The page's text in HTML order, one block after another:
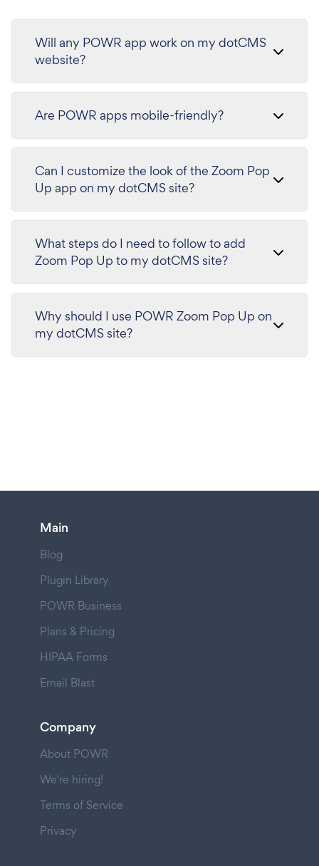
Will any POWR app work on my dotCMS
website?
Are POWR apps mobile-friendly?
Can I customize the look of the Zoom Pop
Up app on my dotCMS site?
What steps do I need to follow to add
Zoom Pop Up to my dotCMS site?
Why should I use POWR Zoom Pop Up on
my dotCMS site?
Main
Blog
Plugin Library
POWR Business
Plans & Pricing
HIPAA Forms
Email Blast
Company
About POWR
We're hiring!
Terms of Service
Privacy